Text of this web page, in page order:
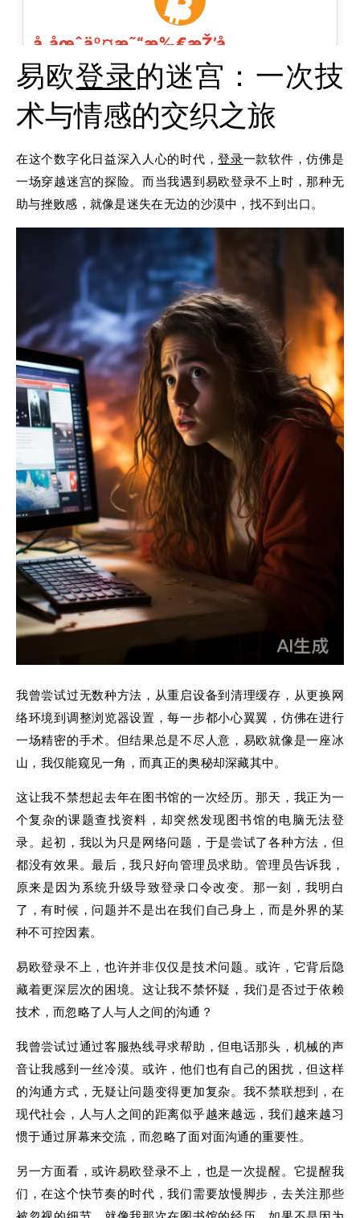
易欧登录的迷宫：一次技
术与情感的交织之旅
在这个数字化日益深入人心的时代，登录一款软件，仿佛是
一场穿越迷宫的探险。而当我遇到易欧登录不上时，那种无
助与挫败感，就像是迷失在无边的沙漠中，找不到出口。
我曾尝试过无数种方法，从重启设备到清理缓存，从更换网
络环境到调整浏览器设置，每一步都小心翼翼，仿佛在进行
一场精密的手术。但结果总是不尽人意，易欧就像是一座冰
山，我仅能窥见一角，而真正的奥秘却深藏其中。
这让我不禁想起去年在图书馆的一次经历。那天，我正为一
个复杂的课题查找资料，却突然发现图书馆的电脑无法登
录。起初，我以为只是网络问题，于是尝试了各种方法，但
都没有效果。最后，我只好向管理员求助。管理员告诉我，
原来是因为系统升级导致登录口令改变。那一刻，我明白
了，有时候，问题并不是出在我们自己身上，而是外界的某
种不可控因素。
易欧登录不上，也许并非仅仅是技术问题。或许，它背后隐
藏着更深层次的困境。这让我不禁怀疑，我们是否过于依赖
技术，而忽略了人与人之间的沟通？
我曾尝试过通过客服热线寻求帮助，但电话那头，机械的声
音让我感到一丝冷漠。或许，他们也有自己的困扰，但这样
的沟通方式，无疑让问题变得更加复杂。我不禁联想到，在
现代社会，人与人之间的距离似乎越来越远，我们越来越习
惯于通过屏幕来交流，而忽略了面对面沟通的重要性。
另一方面看，或许易欧登录不上，也是一次提醒。它提醒我
们，在这个快节奏的时代，我们需要放慢脚步，去关注那些